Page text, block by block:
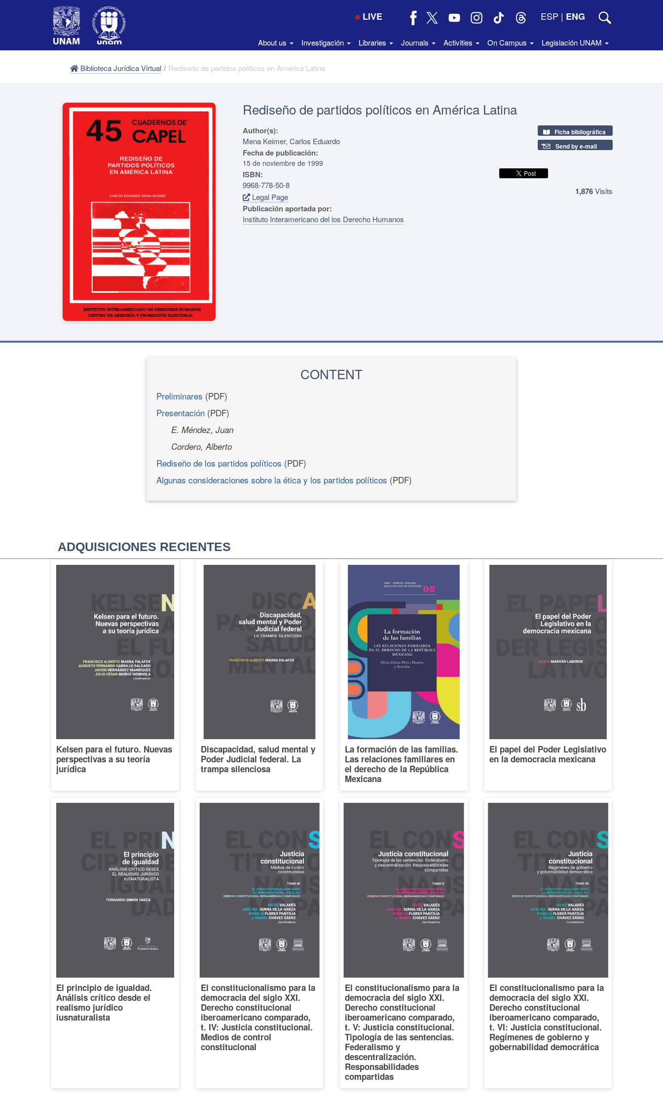
LIVE ESP | ENG
About us Investigación Libraries Journals Activities On Campus Legislación UNAM
Biblioteca Jurídica Virtual / Rediseño de partidos políticos en América Latina
Rediseño de partidos políticos en América Latina
Author(s):
Mena Keimer, Carlos Eduardo
Fecha de publicación:
15 de noviembre de 1999
ISBN:
9968-778-50-8
Legal Page
Publicación aportada por:
Instituto Interamericano del los Derecho Humanos
Ficha bibliográfica
Send by e-mail
1,876Visits
CONTENT
Preliminares (PDF)
Presentación (PDF)
E. Méndez, Juan
Cordero, Alberto
Rediseño de los partidos políticos (PDF)
Algunas consideraciones sobre la ética y los partidos políticos (PDF)
ADQUISICIONES RECIENTES
Kelsen para el futuro. Nuevas
perspectivas a su teoría
jurídica
Discapacidad, salud mental y
Poder Judicial federal. La
trampa silenciosa
La formación de las familias.
Las relaciones familiares en
el derecho de la República
Mexicana
El papel del Poder Legislativo
en la democracia mexicana
El principio de igualdad.
Análisis crítico desde el
realismo jurídico
iusnaturalista
El constitucionalismo para la
democracia del siglo XXI.
Derecho constitucional
iberoamericano comparado,
t. IV: Justicia constitucional.
Medios de control
constitucional
El constitucionalismo para la
democracia del siglo XXI.
Derecho constitucional
iberoamericano comparado,
t. V: Justicia constitucional.
Tipología de las sentencias.
Federalismo y
descentralización.
Responsabilidades
compartidas
El constitucionalismo para la
democracia del siglo XXI.
Derecho constitucional
iberoamericano comparado,
t. VI: Justicia constitucional.
Regímenes de gobierno y
gobernabilidad democrática